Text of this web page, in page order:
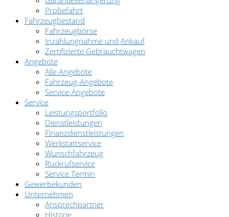
Probefahrt
Fahrzeugbestand
Fahrzeugbörse
Inzahlungnahme und Ankauf
Zertifizierte Gebrauchtwagen
Angebote
Alle Angebote
Fahrzeug-Angebote
Service-Angebote
Service
Leistungsportfolio
Dienstleistungen
Finanzdienstleistungen
Werkstattservice
Wunschfahrzeug
Rückrufservice
Service Termin
Gewerbekunden
Unternehmen
Ansprechpartner
Historie